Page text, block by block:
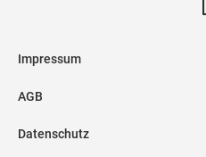
Impressum
AGB
Datenschutz